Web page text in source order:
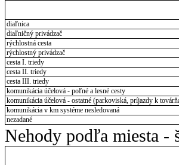
diaľnica
diaľničný privádzač
rýchlostná cesta
rýchlostný privádzač
cesta I. triedy
cesta II. triedy
cesta III. triedy
komunikácia účelová - poľné a lesné cesty
komunikácia účelová - ostatné (parkoviská, príjazdy k
komunikácia v km systéme nesledovaná
nezadané
Nehody podľa miesta -